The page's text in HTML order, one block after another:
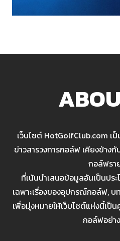
เว็บไซต์ HotGolfClub.com เ
ข่าวสารวงการกอล์ฟ เคียงข้า
กอล์ฟรา
ที่เน้นนำเสนอข้อมูลอันเป็นป
เฉพาะเรื่องของอุปกรณ์กอล์ฟ, บ
เพื่อมุ่งหมายให้เว็บไซต์แห่งนี้เ
กอล์ฟอย่า